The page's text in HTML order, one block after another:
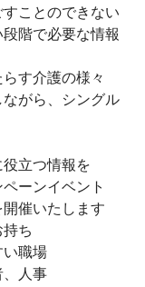
ことのできない
階で必要な情報
す介護の様々
がら、シングル
立つ情報を
ーンイベント
催いたします
ち
い職場
、人事